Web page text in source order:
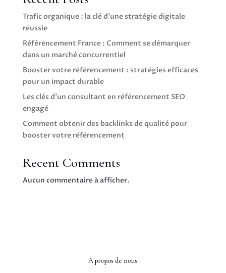
Trafic organique : la clé d’une stratégie digitale
réussie
Référencement France : Comment se démarquer
dans un marché concurrentiel
Booster votre référencement : stratégies efficaces
pour un impact durable
Les clés d’un consultant en référencement SEO
engagé
Comment obtenir des backlinks de qualité pour
booster votre référencement
Recent Comments
Aucun commentaire à afficher.
À propos de nous